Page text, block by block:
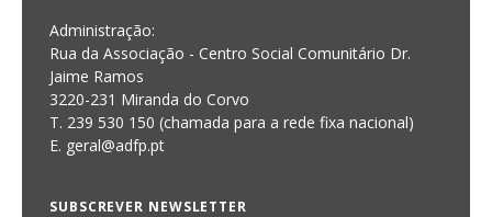
Administração:
Rua da Associação - Centro Social Comunitário Dr.
Jaime Ramos
3220-231 Miranda do Corvo
T. 239 530 150 (chamada para a rede fixa nacional)
E. geral@adfp.pt
SUBSCREVER NEWSLETTER